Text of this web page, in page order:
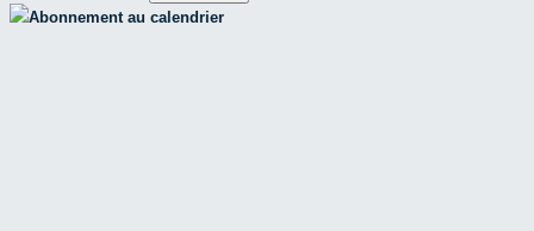
Abonnement au calendrier